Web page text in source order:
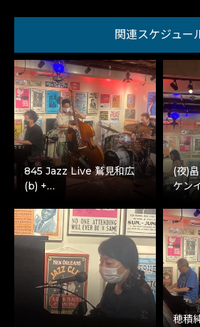
関連スケジュー
845 Jazz Live 鷲見和広
(b) +…
(夜)
ケン
穂積